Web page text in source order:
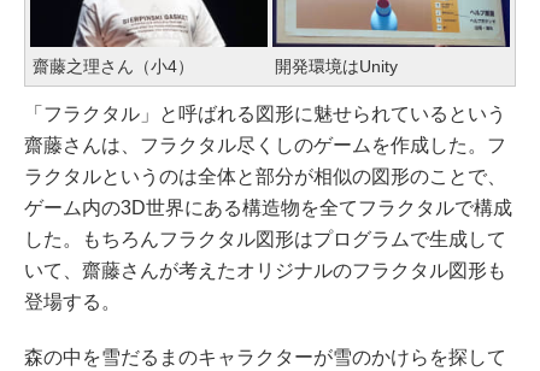
齋藤之理さん（小4） 開発環境はUnity
「フラクタル」と呼ばれる図形に魅せられているという
齋藤さんは、フラクタル尽くしのゲームを作成した。フ
ラクタルというのは全体と部分が相似の図形のことで、
ゲーム内の3D世界にある構造物を全てフラクタルで構成
した。もちろんフラクタル図形はプログラムで生成して
いて、齋藤さんが考えたオリジナルのフラクタル図形も
登場する。
森の中を雪だるまのキャラクターが雪のかけらを探して